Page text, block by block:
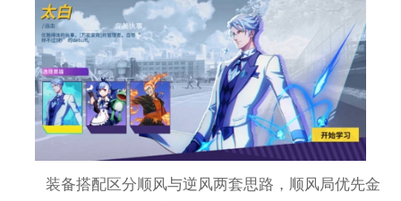
装备搭配区分顺风与逆风两套思路，顺风局优先金